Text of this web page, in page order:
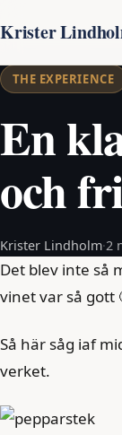
Krister
THE EXPERIENCE
En
och
Krister Lindholm·2
Det blev inte så
vinet var så gott
Så här såg iaf
verket.